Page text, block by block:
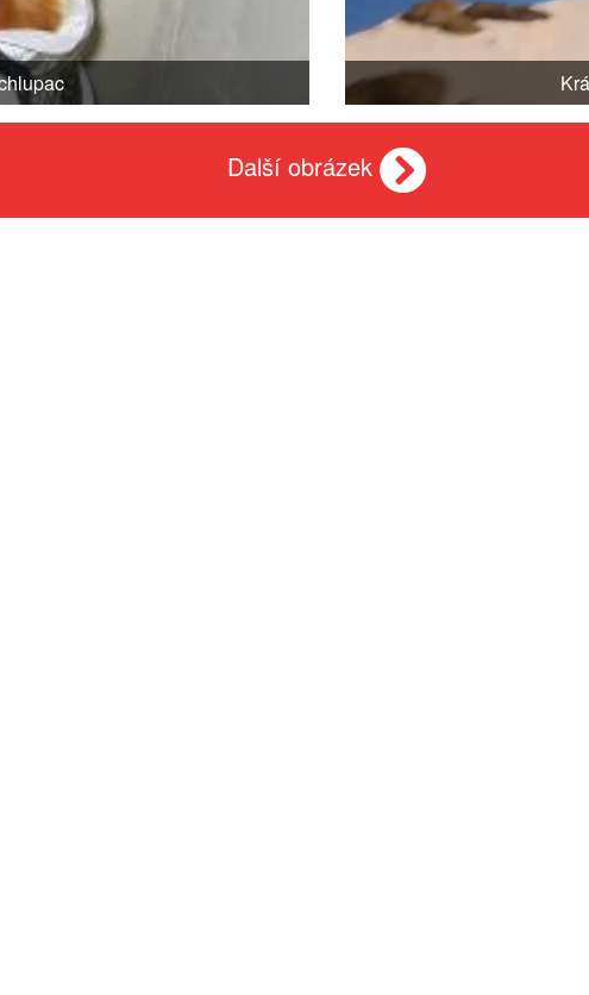
Další obrázek